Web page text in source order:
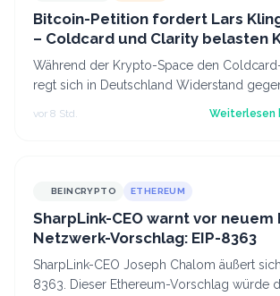
Bitcoin-Petition fordert Lars
– Coldcard und Clarity belasten
Während der Krypto-Space den
regt sich in Deutschland Widerstand
vor 8 Std. Weiterlesen
BEINCRYPTO ETHEREUM
SharpLink-CEO warnt vor
Netzwerk-Vorschlag: EIP-8363
SharpLink-CEO Joseph Chalom äußert
8363. Dieser Ethereum-Vorschlag würde